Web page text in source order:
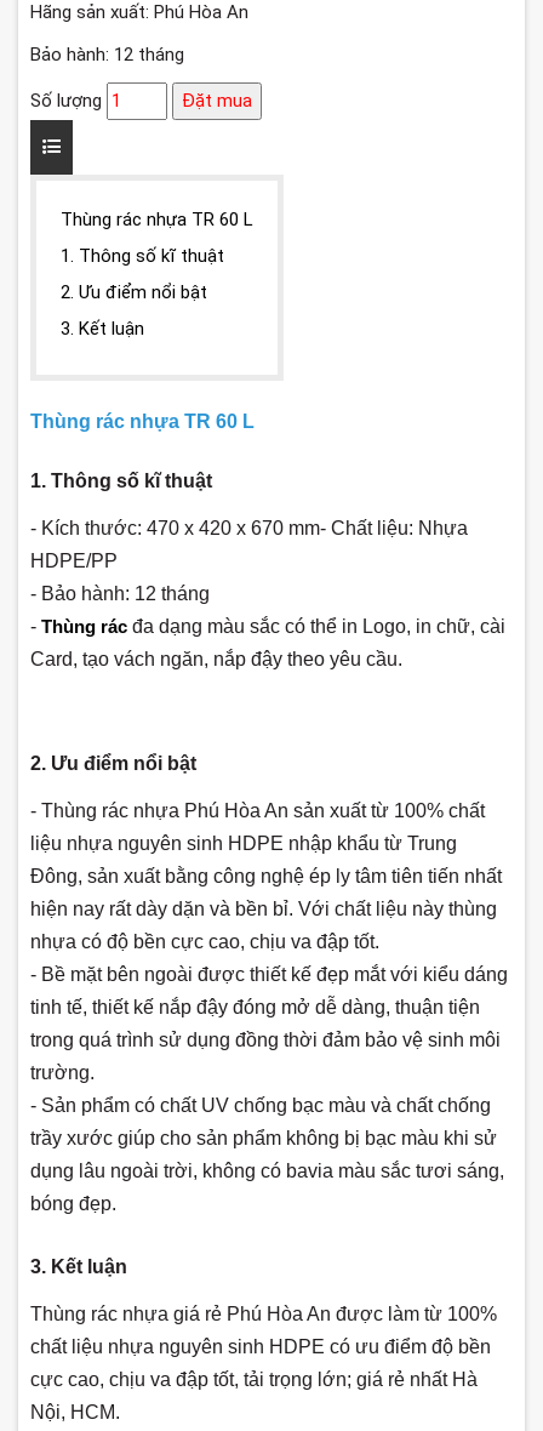
Hãng sản xuất: Phú Hòa An
Bảo hành: 12 tháng
Số lượng Đặt mua
Thùng rác nhựa TR 60 L
1. Thông số kĩ thuật
2. Ưu điểm nổi bật
3. Kết luận
Thùng rác nhựa TR 60 L
1. Thông số kĩ thuật
- Kích thước: 470 x 420 x 670 mm- Chất liệu: Nhựa
HDPE/PP
- Bảo hành: 12 tháng
- Thùng rác đa dạng màu sắc có thể in Logo, in chữ, cài
Card, tạo vách ngăn, nắp đậy theo yêu cầu.
2. Ưu điểm nổi bật
- Thùng rác nhựa Phú Hòa An sản xuất từ 100% chất
liệu nhựa nguyên sinh HDPE nhập khẩu từ Trung
Đông, sản xuất bằng công nghệ ép ly tâm tiên tiến nhất
hiện nay rất dày dặn và bền bỉ. Với chất liệu này thùng
nhựa có độ bền cực cao, chịu va đập tốt.
- Bề mặt bên ngoài được thiết kế đẹp mắt với kiểu dáng
tinh tế, thiết kế nắp đậy đóng mở dễ dàng, thuận tiện
trong quá trình sử dụng đồng thời đảm bảo vệ sinh môi
trường.
- Sản phẩm có chất UV chống bạc màu và chất chống
trầy xước giúp cho sản phẩm không bị bạc màu khi sử
dụng lâu ngoài trời, không có bavia màu sắc tươi sáng,
bóng đẹp.
3. Kết luận
Thùng rác nhựa giá rẻ Phú Hòa An được làm từ 100%
chất liệu nhựa nguyên sinh HDPE có ưu điểm độ bền
cực cao, chịu va đập tốt, tải trọng lớn; giá rẻ nhất Hà
Nội, HCM.